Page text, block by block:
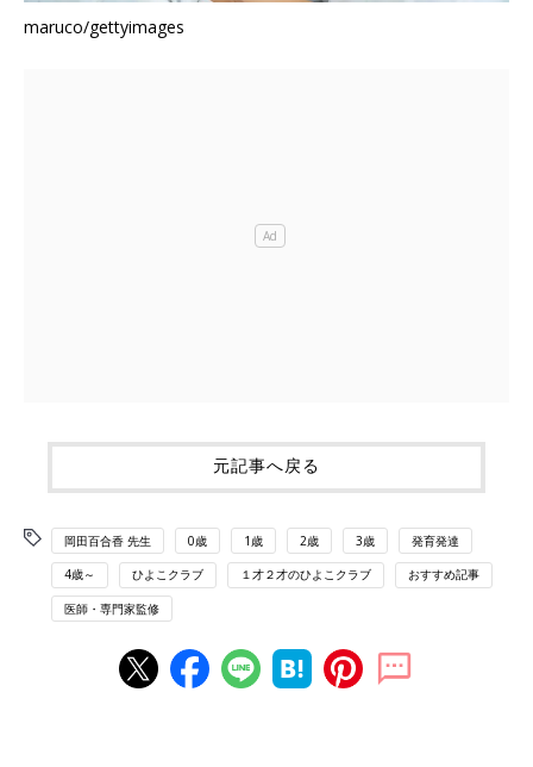
maruco/gettyimages
元記事へ戻る
岡田百合香 先生 0歳 1歳 2歳 3歳 発育発達
4歳～ ひよこクラブ １才２才のひよこクラブ おすすめ記事
医師・専門家監修